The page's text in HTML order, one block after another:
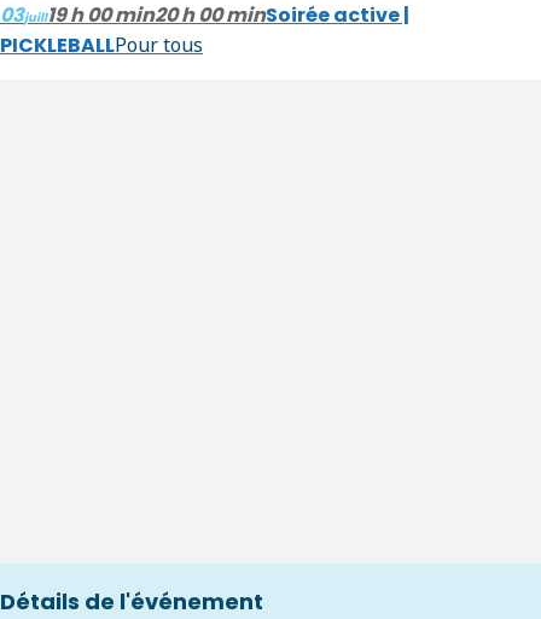
03juill19 h 00 min20 h 00 minSoirée active |
PICKLEBALLPour tous
Détails de l'événement